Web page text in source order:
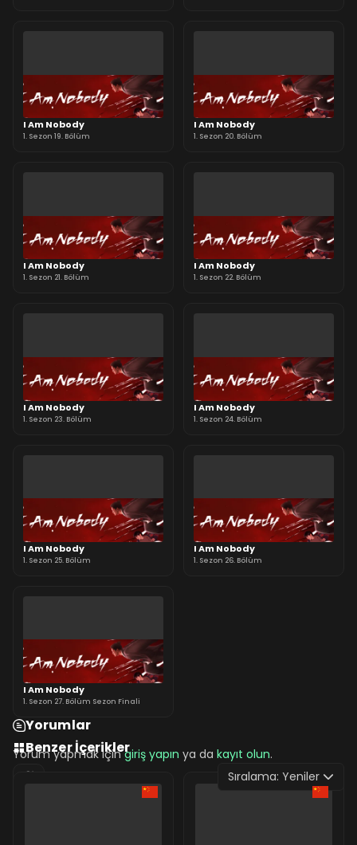
I Am Nobody
1. Sezon 19. Bölüm
I Am Nobody
1. Sezon 20. Bölüm
I Am Nobody
1. Sezon 21. Bölüm
I Am Nobody
1. Sezon 22. Bölüm
I Am Nobody
1. Sezon 23. Bölüm
I Am Nobody
1. Sezon 24. Bölüm
I Am Nobody
1. Sezon 25. Bölüm
I Am Nobody
1. Sezon 26. Bölüm
I Am Nobody
1. Sezon 27. Bölüm Sezon Finali
Yorumlar
Yorum yapmak içingiriş yapın ya da kayıt olun.
Sıralama: Yeniler
Benzer İçerikler